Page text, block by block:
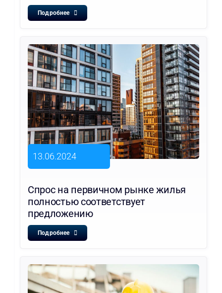
Подробнее
13.06.2024
Спрос на первичном рынке жилья
полностью соответствует
предложению
Подробнее